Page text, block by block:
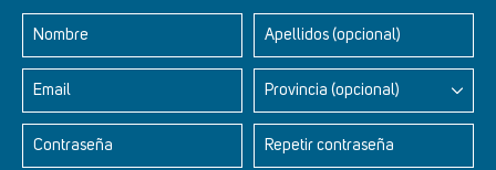
Nombre Apellidos (opcional)
Email Provincia (opcional)
Contraseña Repetir contraseña
Retablos Renacentistas Este de León